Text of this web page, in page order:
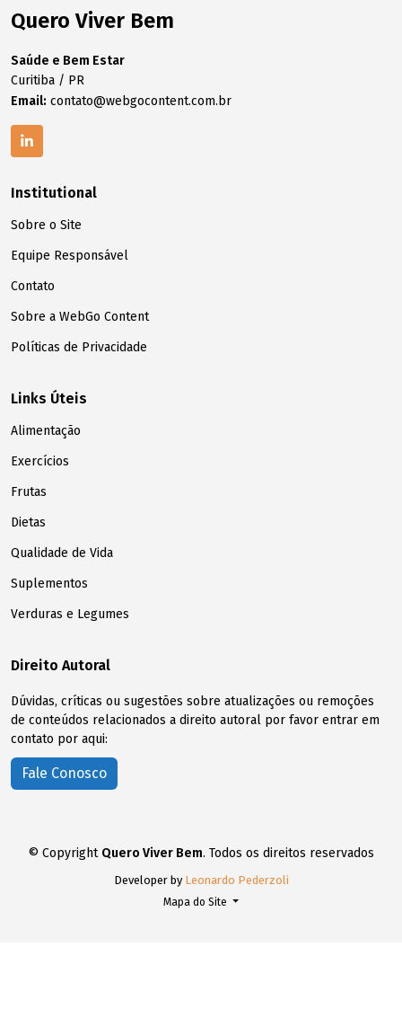
Quero Viver Bem
Saúde e Bem Estar
Curitiba / PR
Email: contato@webgocontent.com.br
Institutional
Sobre o Site
Equipe Responsável
Contato
Sobre a WebGo Content
Políticas de Privacidade
Links Úteis
Alimentação
Exercícios
Frutas
Dietas
Qualidade de Vida
Suplementos
Verduras e Legumes
Direito Autoral
Dúvidas, críticas ou sugestões sobre atualizações ou remoções
de conteúdos relacionados a direito autoral por favor entrar em
contato por aqui:
Fale Conosco
© Copyright Quero Viver Bem. Todos os direitos reservados
Developer by Leonardo Pederzoli
Mapa do Site